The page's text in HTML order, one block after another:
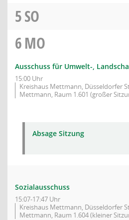
5SO
6MO
Ausschuss für Umwelt-,
15:00 Uhr
Kreishaus Mettmann, Düsseldorfer
Mettmann, Raum 1.601 (großer
Absage Sitzung
Sozialausschuss
15:07-17:47 Uhr
Kreishaus Mettmann, Düsseldorfer
Mettmann, Raum 1.604 (kleiner